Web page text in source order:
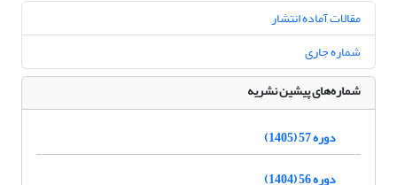
مقالات آماده انتشار
شماره جاری
شماره‌های پیشین نشریه
دوره 57 (1405)
دوره 56 (1404)